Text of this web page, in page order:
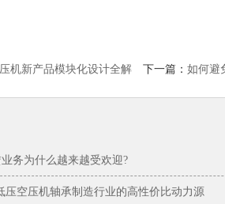
机新产品模块化设计全解 下一篇： 如何避
务为什么越来越受欢迎?
压空压机轴承制造行业的高性价比动力源